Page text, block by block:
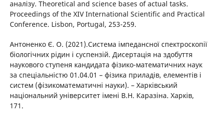
аналізу. Theoretical and science bases of actual tasks.
Proceedings of the ХIV International Scientific and Practical
Conference. Lisbon, Portugal, 253-259.
Антоненко Є. О. (2021).Система імпедансної спектроскопії
біологічних рідин і суспензій. Дисертація на здобуття
наукового ступеня кандидата фізико-математичних наук
за спеціальністю 01.04.01 – фізика приладів, елементів і
систем (фізикоматематичні науки). – Харківський
національний університет імені В.Н. Каразіна. Харків,
171.